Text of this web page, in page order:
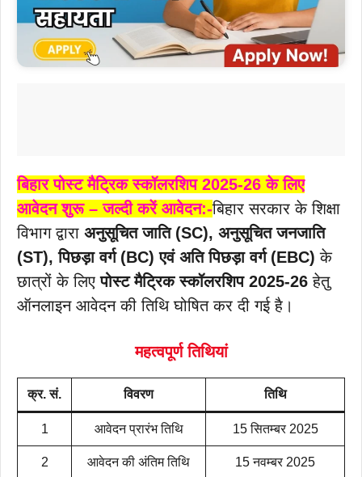
बिहार पोस्ट मैट्रिक स्कॉलरशिप 2025-26 के लिए
आवेदन शुरू – जल्दी करें आवेदन:-बिहार सरकार के शिक्षा
विभाग द्वारा अनुसूचित जाति (SC), अनुसूचित जनजाति
(ST), पिछड़ा वर्ग (BC) एवं अति पिछड़ा वर्ग (EBC) के
छात्रों के लिएपोस्ट मैट्रिक स्कॉलरशिप 2025-26 हेतु
ऑनलाइन आवेदन की तिथि घोषित कर दी गई है।
महत्वपूर्ण तिथियां
क्र. सं. विवरण तिथि
1 आवेदन प्रारंभ तिथि 15 सितम्बर 2025
2 आवेदन की अंतिम तिथि 15 नवम्बर 2025